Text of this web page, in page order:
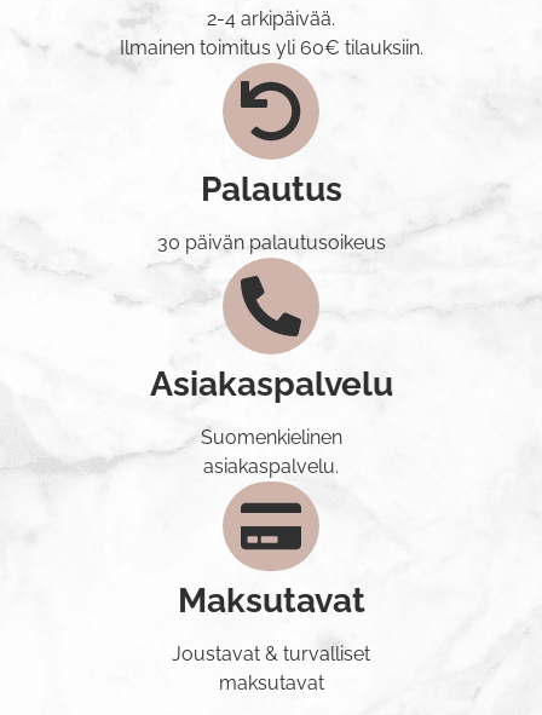
2-4 arkipäivää.
Ilmainen toimitus yli 60€ tilauksiin.
Palautus
30 päivän palautusoikeus
Asiakaspalvelu
Suomenkielinen
asiakaspalvelu.
Maksutavat
Joustavat & turvalliset
maksutavat